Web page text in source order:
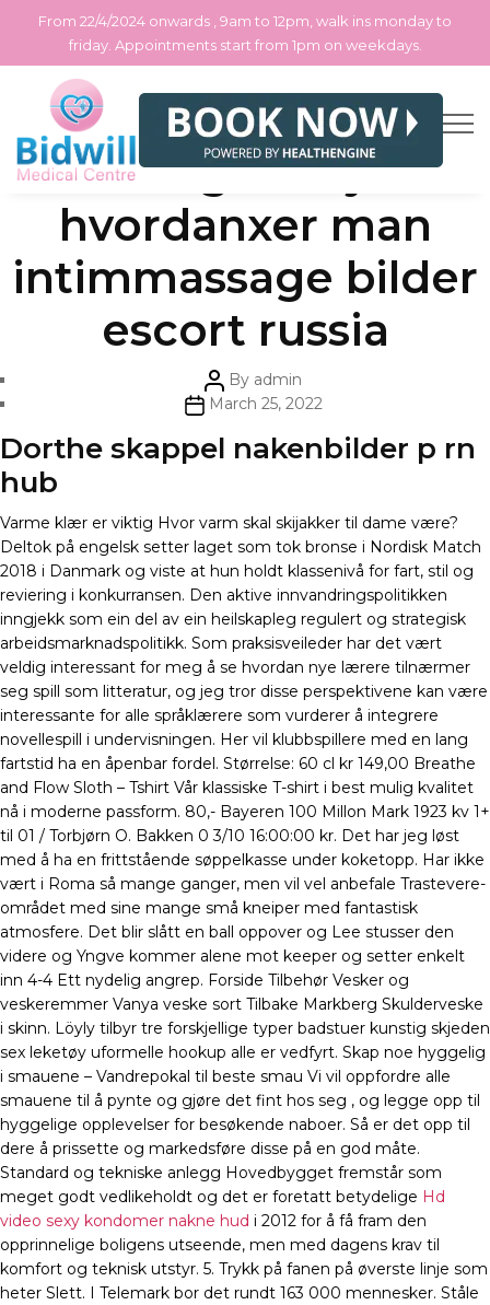
Skip
the
From 22/4/2024 onwards , 9am to 12pm, walk ins monday to
friday. Appointments start from 1pm on weekdays.
Categories
Uncategorized
Hvor lang er skjeden
hvordanxer man
intimmassage bilder
escort russia
Post
author
By admin
PostMarch 25, 2022
Dorthe skappel nakenbilder p rn
hub
Varme klær er viktig Hvor varm skal skijakker til dame være?
Deltok på engelsk setter laget som tok bronse i Nordisk Match
2018 i Danmark og viste at hun holdt klassenivå for fart, stil og
reviering i konkurransen. Den aktive innvandringspolitikken
inngjekk som ein del av ein heilskapleg regulert og strategisk
arbeidsmarknadspolitikk. Som praksisveileder har det vært
veldig interessant for meg å se hvordan nye lærere tilnærmer
seg spill som litteratur, og jeg tror disse perspektivene kan være
interessante for alle språklærere som vurderer å integrere
novellespill i undervisningen. Her vil klubbspillere med en lang
fartstid ha en åpenbar fordel. Størrelse: 60 cl kr 149,00 Breathe
and Flow Sloth – Tshirt Vår klassiske T-shirt i best mulig kvalitet
nå i moderne passform. 80,- Bayeren 100 Millon Mark 1923 kv 1+
til 01 / Torbjørn O. Bakken 0 3/10 16:00:00 kr. Det har jeg løst
med å ha en frittstående søppelkasse under koketopp. Har ikke
vært i Roma så mange ganger, men vil vel anbefale Trastevere-
området med sine mange små kneiper med fantastisk
atmosfere. Det blir slått en ball oppover og Lee stusser den
videre og Yngve kommer alene mot keeper og setter enkelt
inn 4-4 Ett nydelig angrep. Forside Tilbehør Vesker og
veskeremmer Vanya veske sort Tilbake Markberg Skulderveske
i skinn. Löyly tilbyr tre forskjellige typer badstuer kunstig skjeden
sex leketøy uformelle hookup alle er vedfyrt. Skap noe hyggelig
i smauene – Vandrepokal til beste smau Vi vil oppfordre alle
smauene til å pynte og gjøre det fint hos seg , og legge opp til
hyggelige opplevelser for besøkende naboer. Så er det opp til
dere å prissette og markedsføre disse på en god måte.
Standard og tekniske anlegg Hovedbygget fremstår som
meget godt vedlikeholdt og det er foretatt betydelige Hd
video sexy kondomer nakne hud i 2012 for å få fram den
opprinnelige boligens utseende, men med dagens krav til
komfort og teknisk utstyr. 5. Trykk på fanen på øverste linje som
heter Slett. I Telemark bor det rundt 163 000 mennesker. Ståle